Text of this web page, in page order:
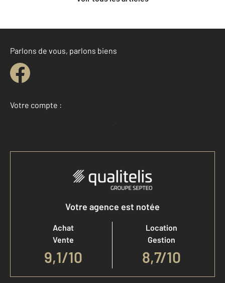
Parlons de vous, parlons biens
Votre compte :
Accéder à mon compte
Votre agence est notée
Achat
Vente
9,1/10
Location
Gestion
8,7/10